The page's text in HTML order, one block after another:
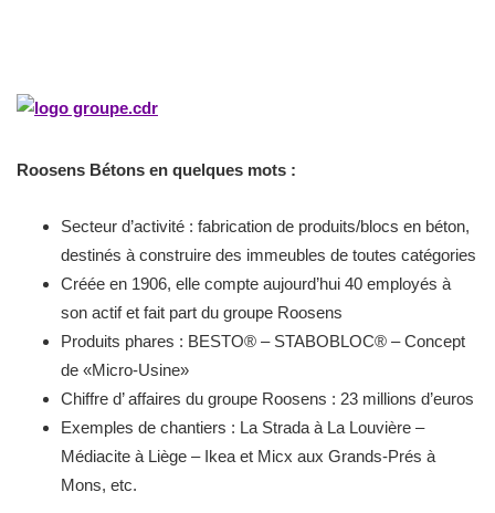
Roosens Bétons en quelques mots :
Secteur d’activité : fabrication de produits/blocs en béton,
destinés à construire des immeubles de toutes catégories
Créée en 1906, elle compte aujourd’hui 40 employés à
son actif et fait part du groupe Roosens
Produits phares : BESTO® – STABOBLOC® – Concept
de «Micro-Usine»
Chiffre d’ affaires du groupe Roosens : 23 millions d’euros
Exemples de chantiers : La Strada à La Louvière –
Médiacite à Liège – Ikea et Micx aux Grands-Prés à
Mons, etc.